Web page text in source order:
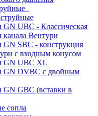
GN UBC - Классическая
канала Вентури
GN SBC - конструкция
c входным конусом
GN UBC XL
GN DVBC с двойным
GN GBC (вставки в
сопла